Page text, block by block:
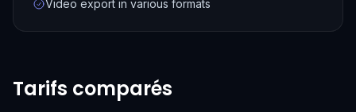
Video export in various formats
Tarifs comparés